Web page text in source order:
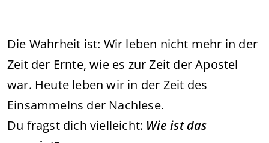
Die Wahrheit ist: Wir leben nicht mehr in der
Zeit der Ernte, wie es zur Zeit der Apostel
war. Heute leben wir in der Zeit des
Einsammelns der Nachlese.
Du fragst dich vielleicht: Wie ist das